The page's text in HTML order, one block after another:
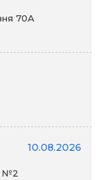
70А
10.08.2026
№2